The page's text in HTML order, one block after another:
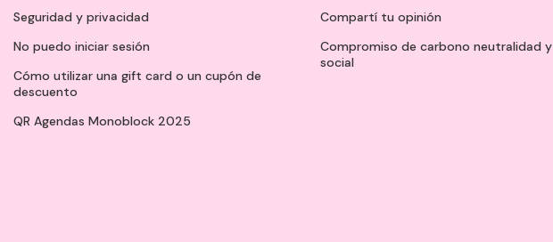
Seguridad y privacidad
No puedo iniciar sesión
Cómo utilizar una gift card o un cupón de
descuento
QR Agendas Monoblock 2025
Compartí tu opinión
Compromiso de carbono neutralidad y
social